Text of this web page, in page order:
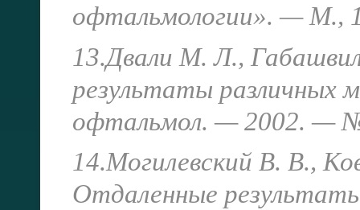
офтальмологии». — М.,
13.Двали М. Л.,
результаты различных
офтальмол. — 2002. —
14.Могилевский В. В.,
Отдаленные